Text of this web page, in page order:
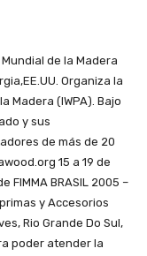
de la Madera
Organiza la
Madera (IWPA). Bajo
y sus
de más de 20
15 a 19 de
FIMMA BRASIL 2005 –
y Accesorios
Rio Grande Do Sul,
poder atender la